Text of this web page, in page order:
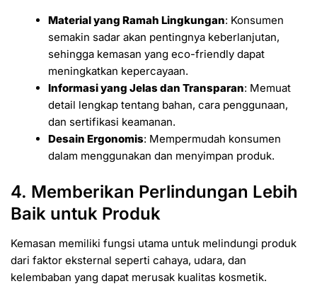
Material yang Ramah Lingkungan: Konsumen
semakin sadar akan pentingnya keberlanjutan,
sehingga kemasan yang eco-friendly dapat
meningkatkan kepercayaan.
Informasi yang Jelas dan Transparan: Memuat
detail lengkap tentang bahan, cara penggunaan,
dan sertifikasi keamanan.
Desain Ergonomis: Mempermudah konsumen
dalam menggunakan dan menyimpan produk.
4. Memberikan Perlindungan Lebih
Baik untuk Produk
Kemasan memiliki fungsi utama untuk melindungi produk
dari faktor eksternal seperti cahaya, udara, dan
kelembaban yang dapat merusak kualitas kosmetik.